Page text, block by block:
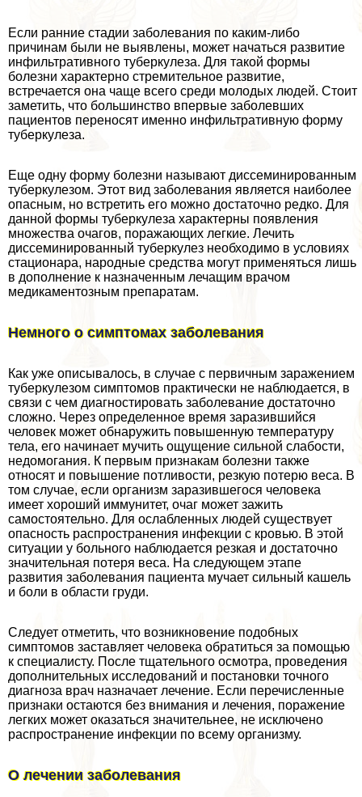
Если ранние стадии заболевания по каким-либо
причинам были не выявлены, может начаться развитие
инфильтративного туберкулеза. Для такой формы
болезни хаpaктерно стремительное развитие,
встречается она чаще всего среди молодых людей. Стоит
заметить, что большинство впервые заболевших
пациентов переносят именно инфильтративную форму
туберкулеза.
Еще одну форму болезни называют диссеминированным
туберкулезом. Этот вид заболевания является наиболее
опасным, но встретить его можно достаточно редко. Для
данной формы туберкулеза хаpaктерны появления
множества очагов, поражающих легкие. Лечить
диссеминированный туберкулез необходимо в условиях
стационара, народные средства могут применяться лишь
в дополнение к назначенным лечащим врачом
медикаментозным препаратам.
Немного о симптомах заболевания
Как уже описывалось, в случае с первичным заражением
туберкулезом симптомов пpaктически не наблюдается, в
связи с чем диагностировать заболевание достаточно
сложно. Через определенное время заразившийся
человек может обнаружить повышенную температуру
тела, его начинает мучить ощущение сильной слабости,
недомогания. К первым признакам болезни также
относят и повышение потливости, резкую потерю веса. В
том случае, если организм заразившегося человека
имеет хороший иммунитет, очаг может зажить
самостоятельно. Для ослабленных людей существует
опасность распространения инфекции с кровью. В этой
ситуации у больного наблюдается резкая и достаточно
значительная потеря веса. На следующем этапе
развития заболевания пациента мучает сильный кашель
и боли в области гpyди.
Следует отметить, что возникновение подобных
симптомов заставляет человека обратиться за помощью
к специалисту. После тщательного осмотра, проведения
дополнительных исследований и постановки точного
диагноза врач назначает лечение. Если перечисленные
признаки остаются без внимания и лечения, поражение
легких может оказаться значительнее, не исключено
распространение инфекции по всему организму.
О лечении заболевания